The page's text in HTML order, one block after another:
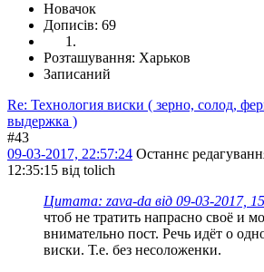
Новачок
Дописів: 69
Розташування: Харьков
Записаний
Re: Технология виски ( зерно, солод,
выдержка )
#43
09-03-2017, 22:57:24 Останнє
12:35:15 від tolich
Цитата: zava-da від 09-03-2017,
чтоб не тратить напрасно своё и
внимательно пост. Речь идёт о
виски. Т.е. без несоложенки.